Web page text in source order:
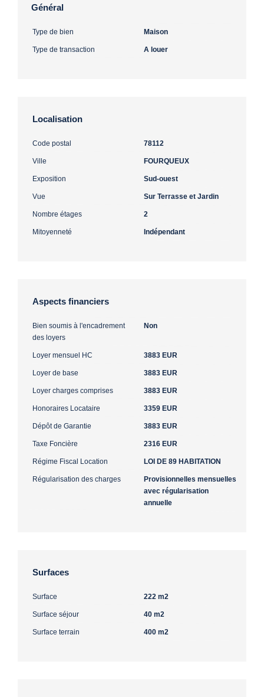
Général
Type de bien Maison
Type de transaction A louer
Localisation
Code postal 78112
Ville FOURQUEUX
Exposition Sud-ouest
Vue Sur Terrasse et Jardin
Nombre étages 2
Mitoyenneté Indépendant
Aspects financiers
Bien soumis à l'encadrement
des loyers
Non
Loyer mensuel HC 3883 EUR
Loyer de base 3883 EUR
Loyer charges comprises 3883 EUR
Honoraires Locataire 3359 EUR
Dépôt de Garantie 3883 EUR
Taxe Foncière 2316 EUR
Régime Fiscal Location LOI DE 89 HABITATION
Régularisation des charges
Provisionnelles mensuelles
avec régularisation
annuelle
Surfaces
Surface 222 m2
Surface séjour 40 m2
Surface terrain 400 m2